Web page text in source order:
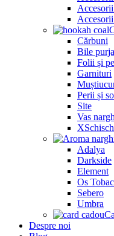
Cărbuni
Bile
Folii și
Garnituri
Perii și
Site
Vas
Adalya
Darkside
Element
Os
Sebero
Umbra
Despre noi